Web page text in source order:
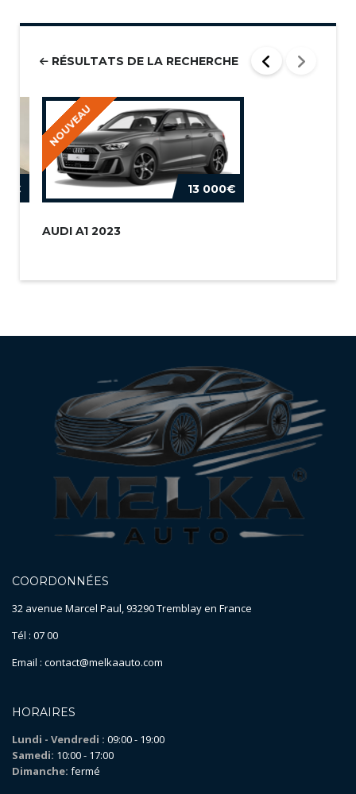
RÉSULTATS DE LA RECHERCHE
NOUVEAU
13 000€
AUDI A1 2023
COORDONNÉES
32 avenue Marcel Paul, 93290 Tremblay en France
Tél : 07 00
Email : contact@melkaauto.com
HORAIRES
Lundi - Vendredi : 09:00 - 19:00
Samedi: 10:00 - 17:00
Dimanche: fermé